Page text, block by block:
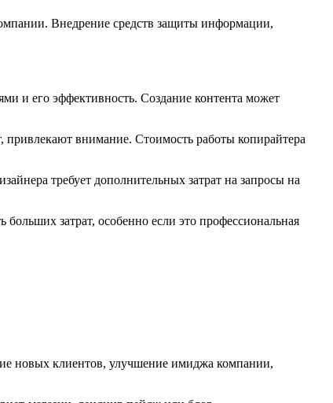
Внедрение средств защиты информации,
и его эффективность. Создание контента может
привлекают внимание. Стоимость работы копирайтера
требует дополнительных затрат на запросы на
затрат, особенно если это профессиональная
новых клиентов, улучшение имиджа компании,